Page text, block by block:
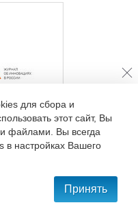
для сбора и
этот сайт, Вы
файлами. Вы всегда
в настройках Вашего
Принять